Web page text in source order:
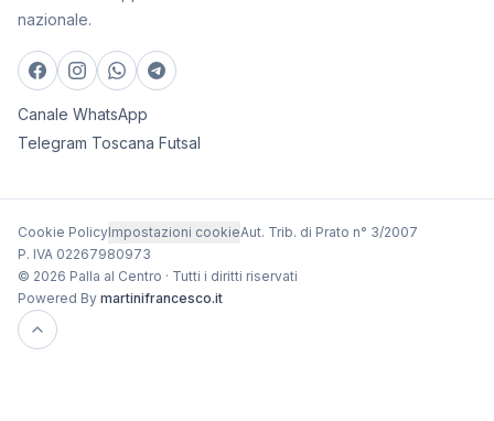
nazionale.
Canale WhatsApp
Telegram Toscana Futsal
Cookie PolicyImpostazioni cookieAut. Trib. di Prato n° 3/2007
P. IVA 02267980973
© 2026 Palla al Centro · Tutti i diritti riservati
Powered By martinifrancesco.it